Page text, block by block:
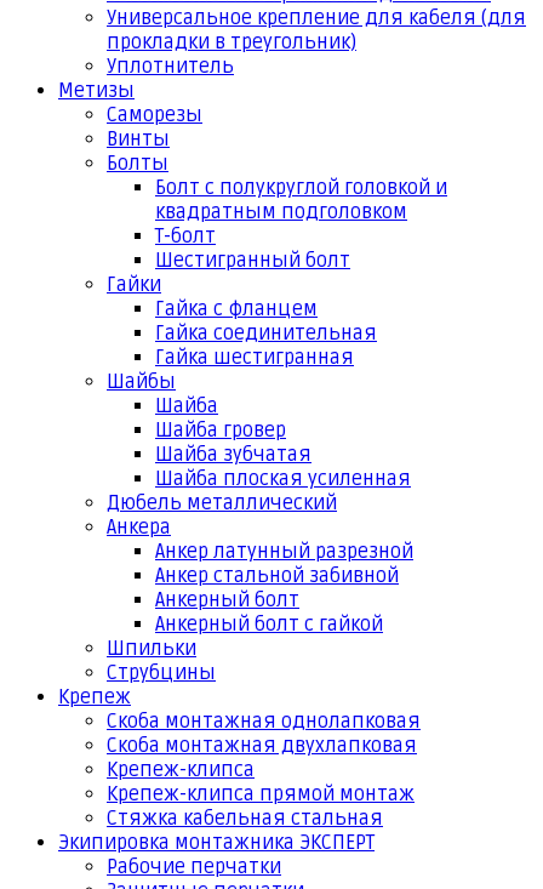
Универсальное крепление для кабеля (для
прокладки в треугольник)
Уплотнитель
Метизы
Саморезы
Винты
Болты
Болт с полукруглой головкой и
квадратным подголовком
Т-болт
Шестигранный болт
Гайки
Гайка с фланцем
Гайка соединительная
Гайка шестигранная
Шайбы
Шайба
Шайба гровер
Шайба зубчатая
Шайба плоская усиленная
Дюбель металлический
Анкера
Анкер латунный разрезной
Анкер стальной забивной
Анкерный болт
Анкерный болт с гайкой
Шпильки
Струбцины
Крепеж
Скоба монтажная однолапковая
Скоба монтажная двухлапковая
Крепеж-клипса
Крепеж-клипса прямой монтаж
Стяжка кабельная стальная
Экипировка монтажника ЭКСПЕРТ
Рабочие перчатки